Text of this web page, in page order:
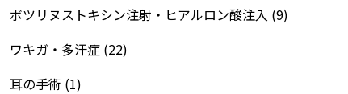
ボツリヌストキシン注射・ヒアルロン酸注入 (9)
ワキガ・多汗症 (22)
耳の手術 (1)